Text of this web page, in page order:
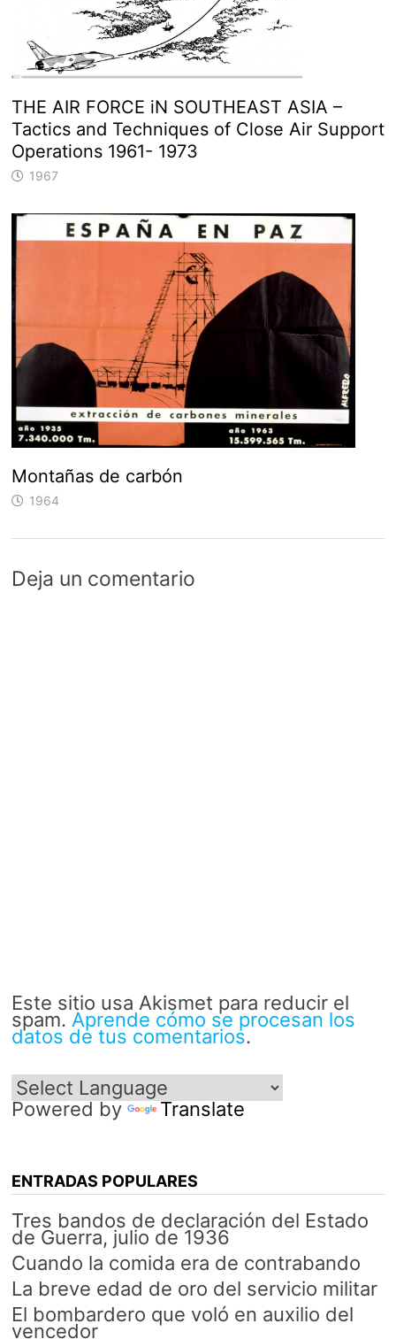
THE AIR FORCE iN SOUTHEAST ASIA –
Tactics and Techniques of Close Air Support
Operations 1961- 1973
1967
Montañas de carbón
1964
Deja un comentario
Este sitio usa Akismet para reducir el
spam. Aprende cómo se procesan los
datos de tus comentarios.
Powered by Translate
ENTRADAS POPULARES
Tres bandos de declaración del Estado
de Guerra, julio de 1936
Cuando la comida era de contrabando
La breve edad de oro del servicio militar
El bombardero que voló en auxilio del
vencedor